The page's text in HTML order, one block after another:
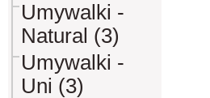
Umywalki -
Natural (3)
Umywalki -
Uni (3)